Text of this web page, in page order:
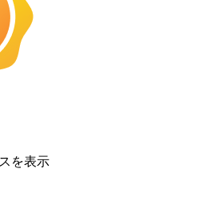
を表示